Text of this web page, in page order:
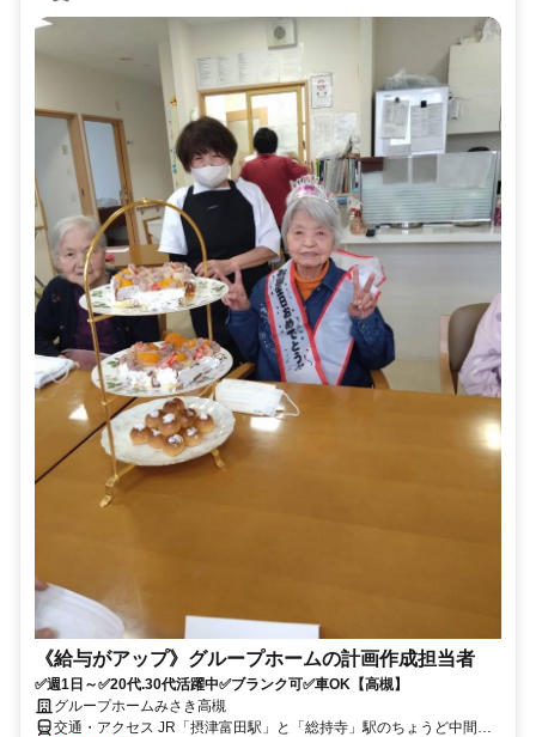
《給与がアップ》グループホームの計画作成担当者
✅週1日～✅20代.30代活躍中✅ブランク可✅車OK【高槻】
グループホームみさき高槻
交通・アクセス JR「摂津富田駅」と「総持寺」駅のちょうど中間の